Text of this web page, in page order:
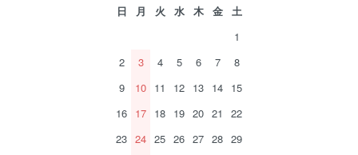
日 月 火 水 木 金
土
1
2
3 4 5 6 7
8
9
10 11 12 13 14 15
16 17 18 19 20 21
22
23 24 25 26 27 28 29